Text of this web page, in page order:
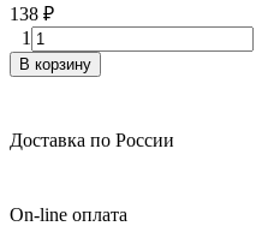
138 ₽
1
В корзину
Доставка по России
On-line оплата